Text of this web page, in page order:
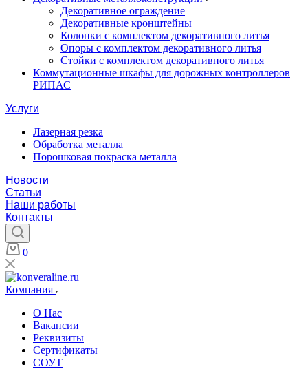
Декоративное ограждение
Декоративные кронштейны
Колонки с комплектом декоративного литья
Опоры с комплектом декоративного литья
Стойки с комплектом декоративного литья
Коммутационные шкафы для дорожных контроллеров
РИПАС
Услуги
Лазерная резка
Обработка металла
Порошковая покраска металла
Новости
Статьи
Наши работы
Контакты
0
Компания
О Нас
Вакансии
Реквизиты
Сертификаты
СОУТ